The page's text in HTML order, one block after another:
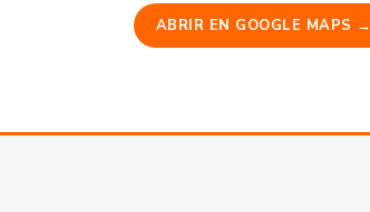
ABRIR EN GOOGLE MAPS →